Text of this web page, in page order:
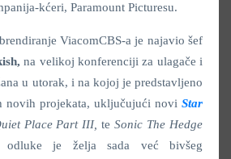
kćeri, Paramount Picturesu.
ViacomCBS-a je najavio šef
na velikoj konferenciji za ulagače i
u utorak, i na kojoj je predstavljeno
novih projekata, uključujući novi Star
Place Part III,teSonic The Hedge
odluke je želja sada već bivšeg